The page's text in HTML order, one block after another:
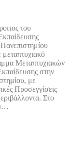
του
Μεταπτυχιακών
στην
με
Προσεγγίσεις
Στο